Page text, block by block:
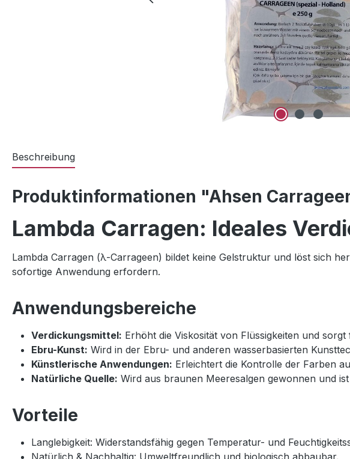
Beschreibung
Produktinformationen "Ahsen
Lambda Carragen: Ideales
Lambda Carragen (λ-Carrageen) bildet keine Gelstruktur und löst sich
sofortige Anwendung erfordern.
Anwendungsbereiche
Verdickungsmittel: Erhöht die Viskosität von Flüssigkeiten und
Ebru-Kunst: Wird in der Ebru- und anderen wasserbasierten
Künstlerische Anwendungen: Erleichtert die Kontrolle der Farben
Natürliche Quelle: Wird aus braunen Meeresalgen gewonnen und
Vorteile
Langlebigkeit: Widerstandsfähig gegen Temperatur- und
Natürlich & Nachhaltig: Umweltfreundlich und biologisch abbaubar.